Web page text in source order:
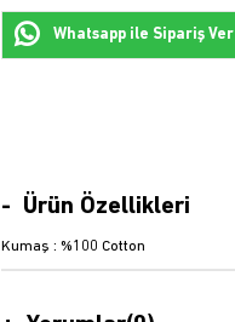
Whatsapp ile Sipariş Ver
Ürün Özellikleri
Kumaş : %100 Cotton